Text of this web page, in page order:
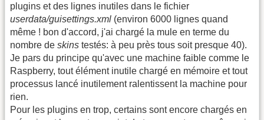
plugins et des lignes inutiles dans le fichier
userdata/guisettings.xml (environ 6000 lignes quand
même ! bon d'accord, j'ai chargé la mule en terme du
nombre de skins testés: à peu près tous soit presque 40).
Je pars du principe qu'avec une machine faible comme le
Raspberry, tout élément inutile chargé en mémoire et tout
processus lancé inutilement ralentissent la machine pour
rien.
Pour les plugins en trop, certains sont encore chargés en